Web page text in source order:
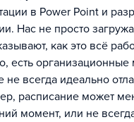
в Power Point и
Нас не просто
как это всё
есть
не всегда идеально
расписание может
момент, или не